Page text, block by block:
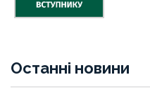
Останні новини